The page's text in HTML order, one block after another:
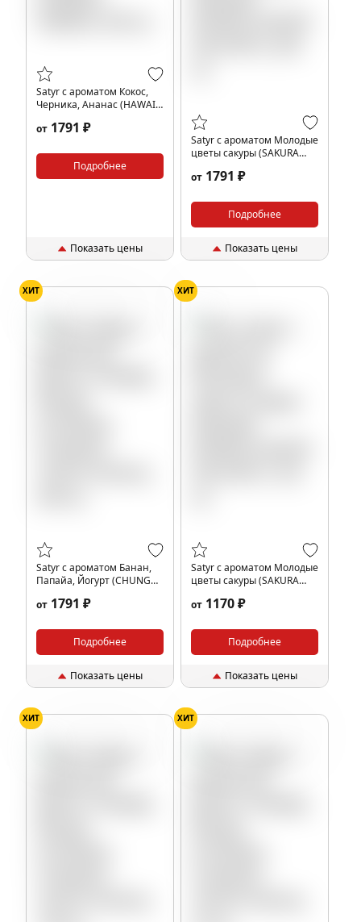
Satyr с ароматом Кокос,
Черника, Ананас (HAWAII/
от 1791 ₽
Подробнее
Показать цены
Satyr с ароматом Молодые
цветы сакуры (SAKURA
200 гр.
от 1791 ₽
Подробнее
Показать цены
ХИТ
Satyr с ароматом Банан,
Папайа, Йогурт (CHUNGA-
200 гр.
от 1791 ₽
Подробнее
Показать цены
ХИТ
Satyr с ароматом Молодые
цветы сакуры (SAKURA
100 гр.
от 1170 ₽
Подробнее
Показать цены
ХИТ
ХИТ